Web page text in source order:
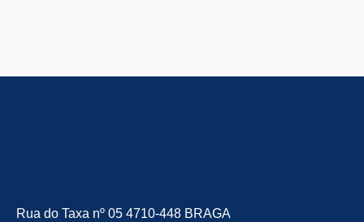
Rua do Taxa nº 05 4710-448 BRAGA